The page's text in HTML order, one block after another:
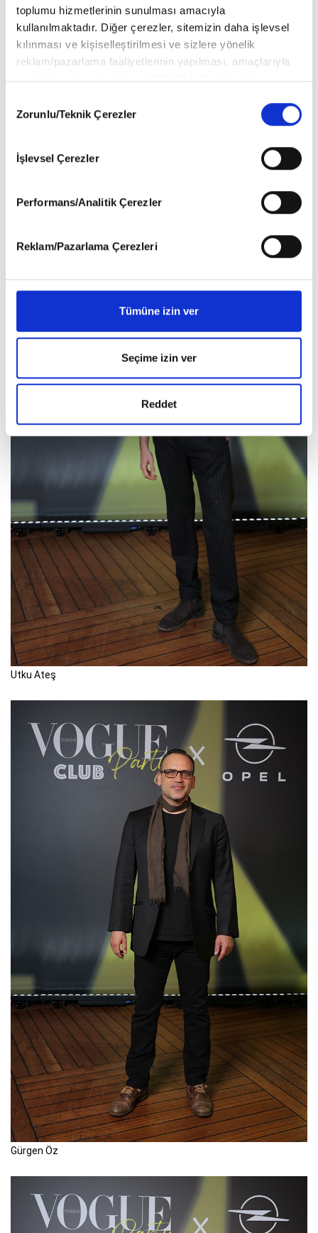
toplumu hizmetlerinin sunulması amacıyla
kullanılmaktadır. Diğer çerezler, sitemizin daha işlevsel
kılınması ve kişiselleştirilmesi ve sizlere yönelik
reklam/pazarlama faaliyetlerinin yapılması, amaçlarıyla
sınırlı olarak açık rızanız dahilinde kullanılacaktır.
vasıtasıyla belirleyebilirsiniz. Çerezlere ilişkin detaylı bilgi
Çerez Bilgilendirme
6698 sayılı Kişisel Verilerin Korunması Kanunu uyarınca
okumak ve sitemizi ziyaretiniz kapsamında
gerçekleştirilen veri işleme faaliyetleri ile ilgili daha
Selection
Zorunlu/Teknik Çerezler
İşlevsel Çerezler
Performans/Analitik Çerezler
Reklam/Pazarlama Çerezleri
Tümüne izin ver
Seçime izin ver
Reddet
Utku Ateş
Gürgen Öz